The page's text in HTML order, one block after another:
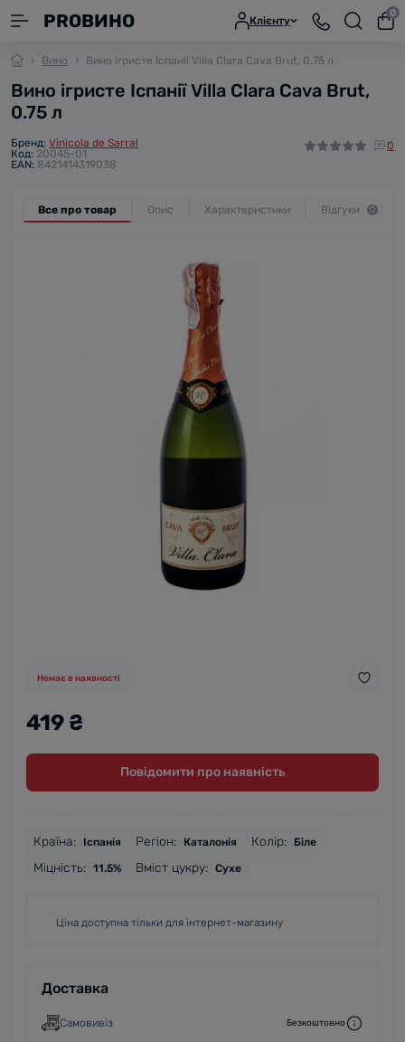
PROВИНО Клієнту
0
Вино Вино ігристе Іспанії Villa Clara Cava Brut, 0.75 л
Вино ігристе Іспанії Villa Clara Cava Brut,
0.75 л
Бренд: Vinicola de Sarral
Код: 20045-01
EAN: 8421414319038
0
Все про товар Опис Характеристики Відгуки 0
Немає в наявності
419 ₴
Повідомити про наявність
Країна: Іспанія Регіон: Каталонія Колір: Біле
Міцність: 11.5% Вміст цукру: Сухе
Ціна доступна тільки для інтернет-магазину
Доставка
Самовивіз Безкоштовно